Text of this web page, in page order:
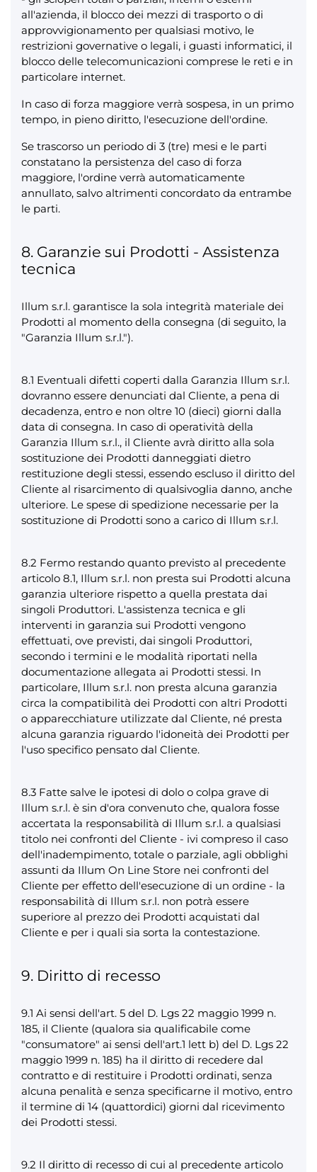
all'azienda, il blocco dei mezzi di trasporto o di
approvvigionamento per qualsiasi motivo, le
restrizioni governative o legali, i guasti informatici, il
blocco delle telecomunicazioni comprese le reti e in
particolare internet.
In caso di forza maggiore verrà sospesa, in un primo
tempo, in pieno diritto, l'esecuzione dell'ordine.
Se trascorso un periodo di 3 (tre) mesi e le parti
constatano la persistenza del caso di forza
maggiore, l'ordine verrà automaticamente
annullato, salvo altrimenti concordato da entrambe
le parti.
8. Garanzie sui Prodotti - Assistenza
tecnica
Illum s.r.l. garantisce la sola integrità materiale dei
Prodotti al momento della consegna (di seguito, la
"Garanzia Illum s.r.l.").
8.1 Eventuali difetti coperti dalla Garanzia Illum s.r.l.
dovranno essere denunciati dal Cliente, a pena di
decadenza, entro e non oltre 10 (dieci) giorni dalla
data di consegna. In caso di operatività della
Garanzia Illum s.r.l., il Cliente avrà diritto alla sola
sostituzione dei Prodotti danneggiati dietro
restituzione degli stessi, essendo escluso il diritto del
Cliente al risarcimento di qualsivoglia danno, anche
ulteriore. Le spese di spedizione necessarie per la
sostituzione di Prodotti sono a carico di Illum s.r.l.
8.2 Fermo restando quanto previsto al precedente
articolo 8.1, Illum s.r.l. non presta sui Prodotti alcuna
garanzia ulteriore rispetto a quella prestata dai
singoli Produttori. L'assistenza tecnica e gli
interventi in garanzia sui Prodotti vengono
effettuati, ove previsti, dai singoli Produttori,
secondo i termini e le modalità riportati nella
documentazione allegata ai Prodotti stessi. In
particolare, Illum s.r.l. non presta alcuna garanzia
circa la compatibilità dei Prodotti con altri Prodotti
o apparecchiature utilizzate dal Cliente, né presta
alcuna garanzia riguardo l'idoneità dei Prodotti per
l'uso specifico pensato dal Cliente.
8.3 Fatte salve le ipotesi di dolo o colpa grave di
Illum s.r.l. è sin d'ora convenuto che, qualora fosse
accertata la responsabilità di Illum s.r.l. a qualsiasi
titolo nei confronti del Cliente - ivi compreso il caso
dell'inadempimento, totale o parziale, agli obblighi
assunti da Illum On Line Store nei confronti del
Cliente per effetto dell'esecuzione di un ordine - la
responsabilità di Illum s.r.l. non potrà essere
superiore al prezzo dei Prodotti acquistati dal
Cliente e per i quali sia sorta la contestazione.
9. Diritto di recesso
9.1 Ai sensi dell'art. 5 del D. Lgs 22 maggio 1999 n.
185, il Cliente (qualora sia qualificabile come
"consumatore" ai sensi dell'art.1 lett b) del D. Lgs 22
maggio 1999 n. 185) ha il diritto di recedere dal
contratto e di restituire i Prodotti ordinati, senza
alcuna penalità e senza specificarne il motivo, entro
il termine di 14 (quattordici) giorni dal ricevimento
dei Prodotti stessi.
9.2 Il diritto di recesso di cui al precedente articolo